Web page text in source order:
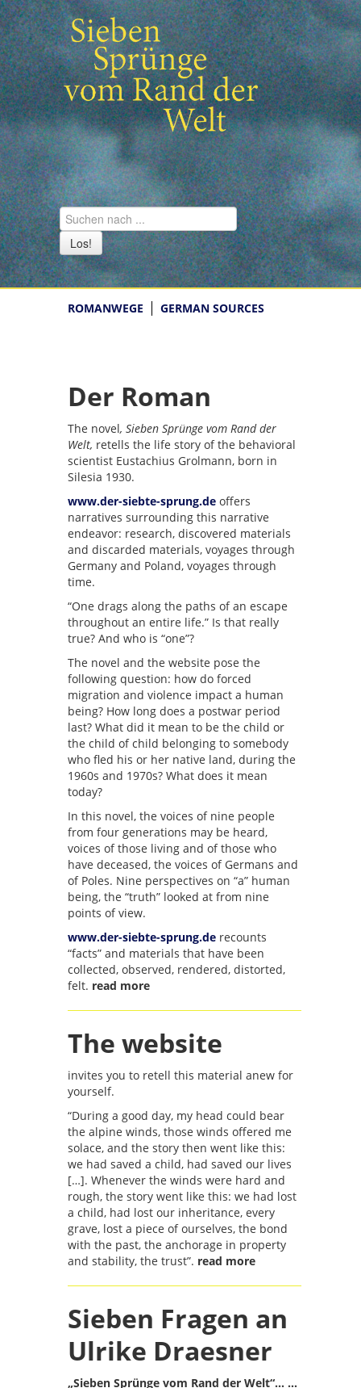
Los!
ROMANWEGE GERMAN SOURCES
Der Roman
The novel, Sieben Sprünge vom Rand der
Welt, retells the life story of the behavioral
scientist Eustachius Grolmann, born in
Silesia 1930.
www.der-siebte-sprung.de offers
narratives surrounding this narrative
endeavor: research, discovered materials
and discarded materials, voyages through
Germany and Poland, voyages through
time.
“One drags along the paths of an escape
throughout an entire life.” Is that really
true? And who is “one”?
The novel and the website pose the
following question: how do forced
migration and violence impact a human
being? How long does a postwar period
last? What did it mean to be the child or
the child of child belonging to somebody
who fled his or her native land, during the
1960s and 1970s? What does it mean
today?
In this novel, the voices of nine people
from four generations may be heard,
voices of those living and of those who
have deceased, the voices of Germans and
of Poles. Nine perspectives on “a” human
being, the “truth” looked at from nine
points of view.
www.der-siebte-sprung.de recounts
“facts” and materials that have been
collected, observed, rendered, distorted,
felt. read more
The website
invites you to retell this material anew for
yourself.
“During a good day, my head could bear
the alpine winds, those winds offered me
solace, and the story then went like this:
we had saved a child, had saved our lives
[…]. Whenever the winds were hard and
rough, the story went like this: we had lost
a child, had lost our inheritance, every
grave, lost a piece of ourselves, the bond
with the past, the anchorage in property
and stability, the trust”. read more
Sieben Fragen an
Ulrike Draesner
„Sieben Sprünge vom Rand der Welt“… …